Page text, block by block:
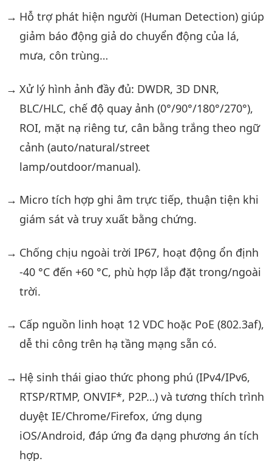
Hỗ trợ phát hiện người (Human Detection) giúp
giảm báo động giả do chuyển động của lá,
mưa, côn trùng…
Xử lý hình ảnh đầy đủ: DWDR, 3D DNR,
BLC/HLC, chế độ quay ảnh (0°/90°/180°/270°),
ROI, mặt nạ riêng tư, cân bằng trắng theo ngữ
cảnh (auto/natural/street
lamp/outdoor/manual).
Micro tích hợp ghi âm trực tiếp, thuận tiện khi
giám sát và truy xuất bằng chứng.
Chống chịu ngoài trời IP67, hoạt động ổn định
-40 °C đến +60 °C, phù hợp lắp đặt trong/ngoài
trời.
Cấp nguồn linh hoạt 12 VDC hoặc PoE (802.3af),
dễ thi công trên hạ tầng mạng sẵn có.
Hệ sinh thái giao thức phong phú (IPv4/IPv6,
RTSP/RTMP, ONVIF*, P2P…) và tương thích trình
duyệt IE/Chrome/Firefox, ứng dụng
iOS/Android, đáp ứng đa dạng phương án tích
hợp.